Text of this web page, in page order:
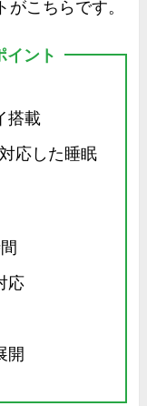
こちらです。
イント
搭載
応した睡眠
応
開